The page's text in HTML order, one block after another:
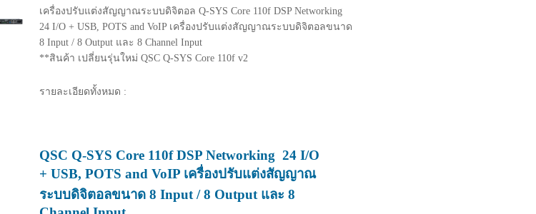
เครื่องปรับแต่งสัญญาณระบบดิจิตอล Q-SYS Core 110f DSP Networking
24 I/O + USB, POTS and VoIP เครื่องปรับแต่งสัญญาณระบบดิจิตอลขนาด
8 Input / 8 Output และ 8 Channel Input
**สินค้า เปลี่ยนรุ่นใหม่ QSC Q-SYS Core 110f v2
รายละเอียดทั้งหมด :
QSC Q-SYS Core 110f DSP Networking 24 I/O
+ USB, POTS and VoIP เครื่องปรับแต่งสัญญาณ
ระบบดิจิตอลขนาด 8 Input / 8 Output และ 8